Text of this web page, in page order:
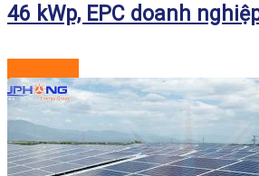
46 kWp, EPC doanh